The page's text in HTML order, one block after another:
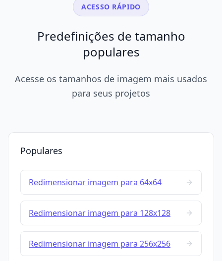
ACESSO RÁPIDO
Predefinições de tamanho
populares
Acesse os tamanhos de imagem mais usados
para seus projetos
Populares
Redimensionar imagem para 64x64
Redimensionar imagem para 128x128
Redimensionar imagem para 256x256